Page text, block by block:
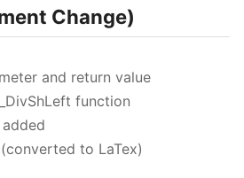
Change)
and return value
function
to LaTex)